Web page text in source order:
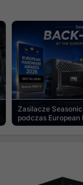
Zasilacze
podczas